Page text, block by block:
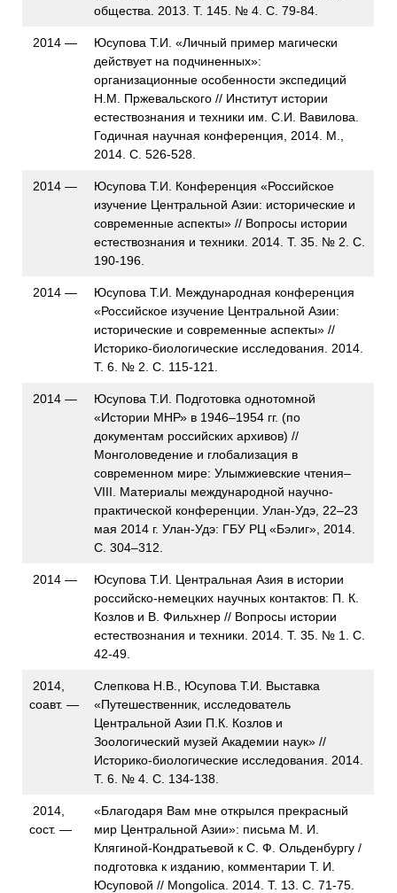
общества. 2013. Т. 145. № 4. С. 79-84.
2014 —
Юсупова Т.И. «Личный пример магически
действует на подчиненных»:
организационные особенности экспедиций
Н.М. Пржевальского // Институт истории
естествознания и техники им. С.И. Вавилова.
Годичная научная конференция, 2014. М.,
2014. С. 526-528.
2014 —
Юсупова Т.И. Конференция «Российское
изучение Центральной Азии: исторические и
современные аспекты» // Вопросы истории
естествознания и техники. 2014. Т. 35. № 2. С.
190-196.
2014 —
Юсупова Т.И. Международная конференция
«Российское изучение Центральной Азии:
исторические и современные аспекты» //
Историко-биологические исследования. 2014.
Т. 6. № 2. С. 115-121.
2014 —
Юсупова Т.И. Подготовка однотомной
«Истории МНР» в 1946–1954 гг. (по
документам российских архивов) //
Монголоведение и глобализация в
современном мире: Улымжиевские чтения–
VIII. Материалы международной научно-
практической конференции. Улан-Удэ, 22–23
мая 2014 г. Улан-Удэ: ГБУ РЦ «Бэлиг», 2014.
С. 304–312.
2014 —
Юсупова Т.И. Центральная Азия в истории
российско-немецких научных контактов: П. К.
Козлов и В. Фильхнер // Вопросы истории
естествознания и техники. 2014. Т. 35. № 1. С.
42-49.
2014,
соавт. —
Слепкова Н.В., Юсупова Т.И. Выставка
«Путешественник, исследователь
Центральной Азии П.К. Козлов и
Зоологический музей Академии наук» //
Историко-биологические исследования. 2014.
Т. 6. № 4. С. 134-138.
2014,
сост. —
«Благодаря Вам мне открылся прекрасный
мир Центральной Азии»: письма М. И.
Клягиной-Кондратьевой к С. Ф. Ольденбургу /
подготовка к изданию, комментарии Т. И.
Юсуповой // Mongolica. 2014. Т. 13. С. 71-75.